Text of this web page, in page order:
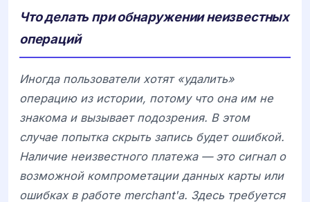
Что делать при обнаружении неизвестных
операций
Иногда пользователи хотят «удалить»
операцию из истории, потому что она им не
знакома и вызывает подозрения. В этом
случае попытка скрыть запись будет ошибкой.
Наличие неизвестного платежа — это сигнал о
возможной компрометации данных карты или
ошибках в работе merchant'а. Здесь требуется